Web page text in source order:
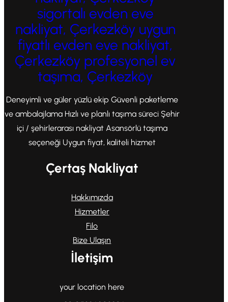
sigortalı evden eve
nakliyat, Çerkezköy uygun
fiyatlı evden eve nakliyat,
Çerkezköy profesyonel ev
taşıma, Çerkezköy
Deneyimli ve güler yüzlü ekip Güvenli paketleme
ve ambalajlama Hızlı ve planlı taşıma süreci Şehir
içi / şehirlerarası nakliyat Asansörlü taşıma
seçeneği Uygun fiyat, kaliteli hizmet
Çertaş Nakliyat
Hakkımızda
Hizmetler
Filo
Bize Ulaşın
İletişim
your location here